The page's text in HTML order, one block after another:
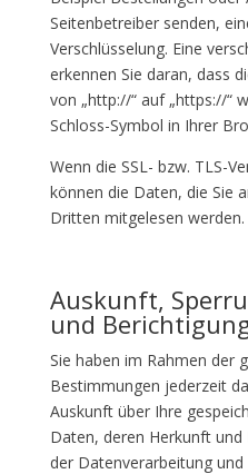
Seitenbetreiber senden,
Verschlüsselung. Eine
erkennen Sie daran, dass
von „http://“ auf „https://“
Schloss-Symbol in Ihrer
Wenn die SSL- bzw. TLS-
können die Daten, die Sie
Dritten mitgelesen werden.
Auskunft,
und
Sie haben im Rahmen der
Bestimmungen jederzeit
Auskunft über Ihre
Daten, deren Herkunft
der Datenverarbeitung